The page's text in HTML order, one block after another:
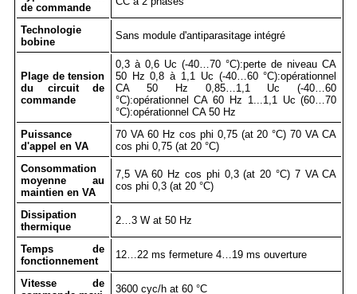
de commande
Technologie
bobine
Sans module d'antiparasitage intégré
Plage de tension
du circuit de
commande
0,3 à 0,6 Uc (-40…70 °C):perte de niveau CA
50 Hz 0,8 à 1,1 Uc (-40…60 °C):opérationnel
CA 50 Hz 0,85…1,1 Uc (-40…60
°C):opérationnel CA 60 Hz 1...1,1 Uc (60…70
°C):opérationnel CA 50 Hz
Puissance
d'appel en VA
70 VA 60 Hz cos phi 0,75 (at 20 °C) 70 VA CA
cos phi 0,75 (at 20 °C)
Consommation
moyenne au
maintien en VA
7,5 VA 60 Hz cos phi 0,3 (at 20 °C) 7 VA CA
cos phi 0,3 (at 20 °C)
Dissipation
thermique
2…3 W at 50 Hz
Temps de
fonctionnement
12…22 ms fermeture 4…19 ms ouverture
Vitesse de
3600 cyc/h at 60 °C